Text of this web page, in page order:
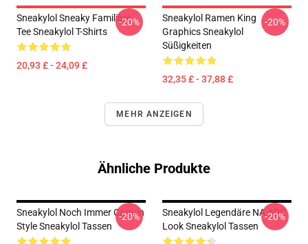
Sneakylol Sneaky Familiäre
Tee Sneakylol T-Shirts
20,93 £ - 24,09 £
-20%
Sneakylol Ramen King
Graphics Sneakylol
Süßigkeiten
32,35 £ - 37,88 £
-20%
MEHR ANZEIGEN
Ähnliche Produkte
Sneakylol Noch Immer Carryin
Style Sneakylol Tassen
-20%
Sneakylol Legendäre NA ADC
Look Sneakylol Tassen
-20%